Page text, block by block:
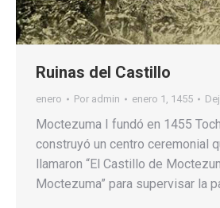
Ruinas del Castillo
enero Por admin enero 1, 1455
Moctezuma I fundó en 1455
construyó un centro ceremonial
llamaron “El Castillo de
Moctezuma” para supervisar la